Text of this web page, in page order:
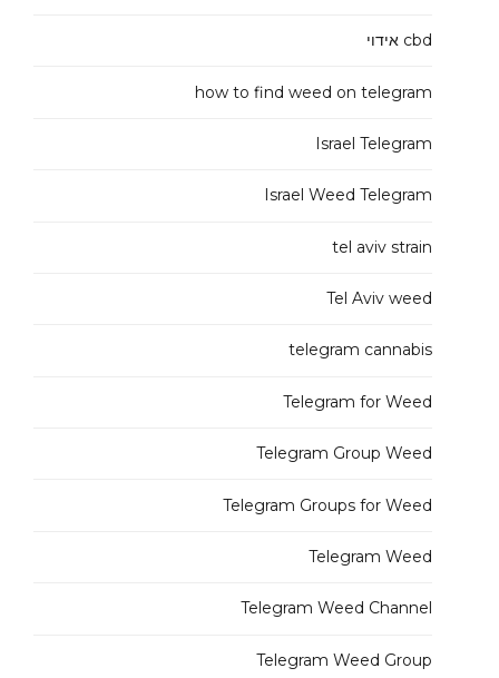
cbd אידוי
how to find weed on telegram
Israel Telegram
Israel Weed Telegram
tel aviv strain
Tel Aviv weed
telegram cannabis
Telegram for Weed
Telegram Group Weed
Telegram Groups for Weed
Telegram Weed
Telegram Weed Channel
Telegram Weed Group